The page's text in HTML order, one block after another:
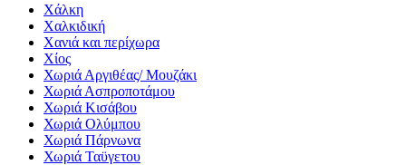
Χάλκη
Χαλκιδική
Χανιά και περίχωρα
Χίος
Χωριά Αργιθέας/ Μουζάκι
Χωριά Ασπροποτάμου
Χωριά Κισάβου
Χωριά Ολύμπου
Χωριά Πάρνωνα
Χωριά Ταϋγετου